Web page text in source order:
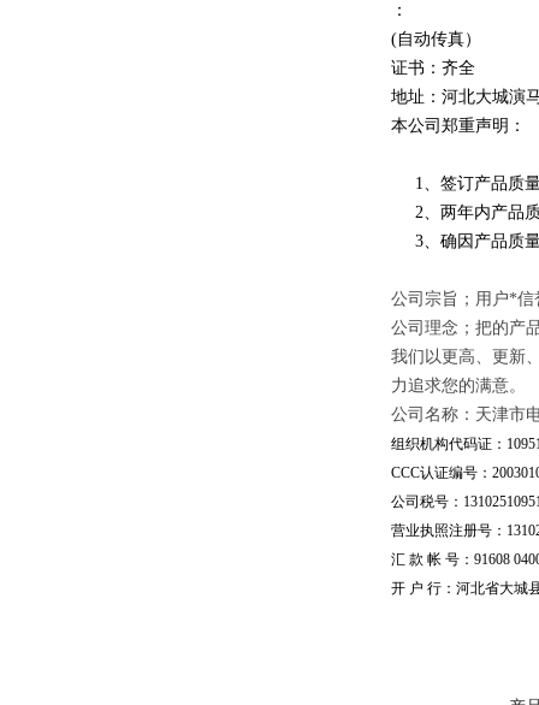
：
(自动传真）
证书：齐全
地址：河北大城演
本公司郑重声明：
1、签订产品质量
2、两年内产品质
3、确因产品质量
公司宗旨；用户*
公司理念；把的产
我们以更高、更新
力追求您的满意。
公司名称：天津市
组织机构代码证：
CCC认证编号：
公司税号：
营业执照注册号：
汇 款 帐 号：91608
开 户 行：河北省大城